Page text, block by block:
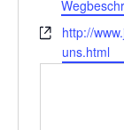
Webseite
http://
uns.html